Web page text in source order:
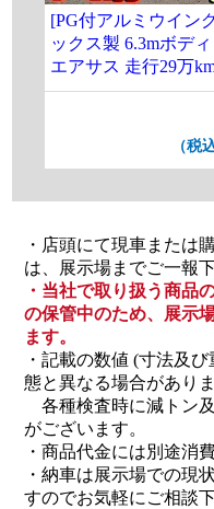
[PG付アルミウイン
ックス製 6.3mボデ
エアサス 走行29万
（税
・店頭にて現車または
は、展示場までご一報下
・当社で取り扱う商品
の保管中のため、展示
ます。
・記載の数値 (寸法及
態と異なる場合がありま
各種検査時に減トン
がございます。
・商品代金には別途消
・納車は展示場での現
すのでお気軽にご相談下